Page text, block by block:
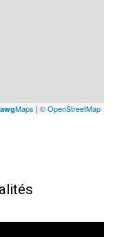
Maps | © OpenStreetMap